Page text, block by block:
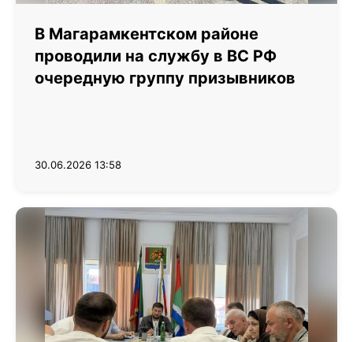
В Магарамкентском районе
проводили на службу в ВС РФ
очередную группу призывников
30.06.2026 13:58